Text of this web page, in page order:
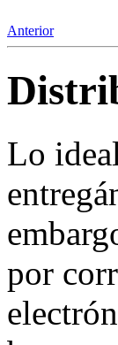
Anterior
Lo
por